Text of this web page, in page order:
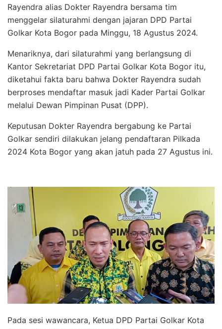
Rayendra alias Dokter Rayendra bersama tim
menggelar silaturahmi dengan jajaran DPD Partai
Golkar Kota Bogor pada Minggu, 18 Agustus 2024.
Menariknya, dari silaturahmi yang berlangsung di
Kantor Sekretariat DPD Partai Golkar Kota Bogor itu,
diketahui fakta baru bahwa Dokter Rayendra sudah
berproses mendaftar masuk jadi Kader Partai Golkar
melalui Dewan Pimpinan Pusat (DPP).
Keputusan Dokter Rayendra bergabung ke Partai
Golkar sendiri dilakukan jelang pendaftaran Pilkada
2024 Kota Bogor yang akan jatuh pada 27 Agustus ini.
Pada sesi wawancara, Ketua DPD Partai Golkar Kota